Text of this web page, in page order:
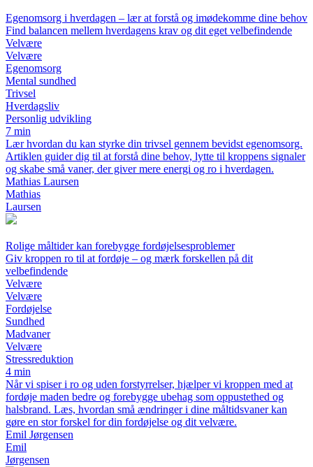
Egenomsorg i hverdagen – lær at forstå og imødekomme dine behov
Find balancen mellem hverdagens krav og dit eget velbefindende
Velvære
Velvære
Egenomsorg
Mental sundhed
Trivsel
Hverdagsliv
Personlig udvikling
7 min
Lær hvordan du kan styrke din trivsel gennem bevidst egenomsorg.
Artiklen guider dig til at forstå dine behov, lytte til kroppens signaler
og skabe små vaner, der giver mere energi og ro i hverdagen.
Mathias Laursen
Mathias
Laursen
Rolige måltider kan forebygge fordøjelsesproblemer
Giv kroppen ro til at fordøje – og mærk forskellen på dit
velbefindende
Velvære
Velvære
Fordøjelse
Sundhed
Madvaner
Velvære
Stressreduktion
4 min
Når vi spiser i ro og uden forstyrrelser, hjælper vi kroppen med at
fordøje maden bedre og forebygge ubehag som oppustethed og
halsbrand. Læs, hvordan små ændringer i dine måltidsvaner kan
gøre en stor forskel for din fordøjelse og dit velvære.
Emil Jørgensen
Emil
Jørgensen